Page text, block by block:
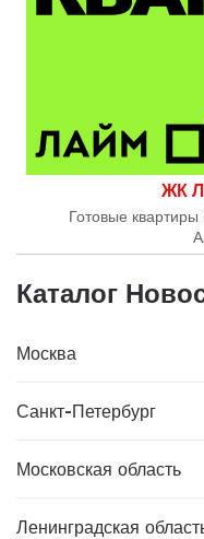
ЖК
Готовые квартиры
Каталог
Москва
Санкт-Петербург
Московская область
Ленинградская